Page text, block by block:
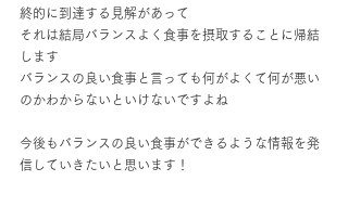
終的に到達する見解があって
それは結局バランスよく食事を摂取することに帰結
します
バランスの良い食事と言っても何がよくて何が悪い
のかわからないといけないですよね
今後もバランスの良い食事ができるような情報を発
信していきたいと思います！